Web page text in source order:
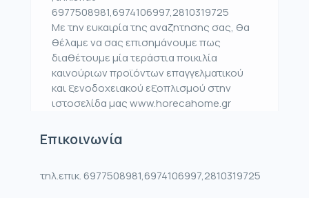
6977508981,6974106997,2810319725
Με την ευκαιρία της αναζητησης σας, θα
θέλαμε να σας επισημάνουμε πως
διαθέτουμε μία τεράστια ποικιλία
καινούριων προϊόντων επαγγελματικού
και ξενοδοχειακού εξοπλισμού στην
ιστοσελίδα μας www.horecahome.gr
Επικοινωνία
τηλ.επικ. 6977508981,6974106997,2810319725